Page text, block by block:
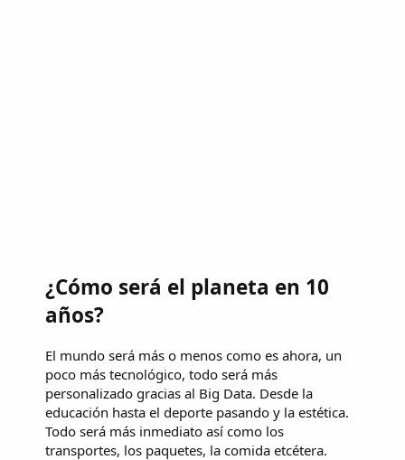
¿Cómo será el planeta en 10
años?
El mundo será más o menos como es ahora, un
poco más tecnológico, todo será más
personalizado gracias al Big Data. Desde la
educación hasta el deporte pasando y la estética.
Todo será más inmediato así como los
transportes, los paquetes, la comida etcétera.